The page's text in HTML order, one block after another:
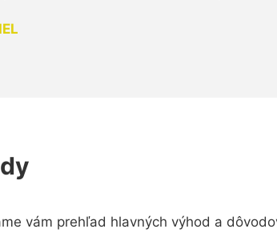
vám prehľad hlavných výhod a